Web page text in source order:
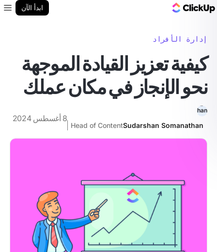
ابدأ الآن
إدارة الأفراد
كيفية تعزيز القيادة الموجهة
نحو الإنجاز في مكان عملك
Sudarshan Somanathan
Head of Content
8 أغسطس 2024